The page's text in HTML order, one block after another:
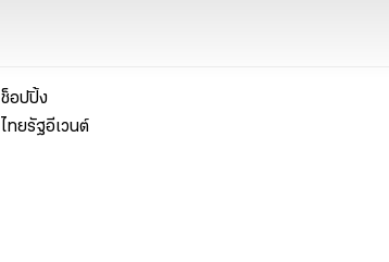
ช็อปปิ้ง
ไทยรัฐอีเวนต์